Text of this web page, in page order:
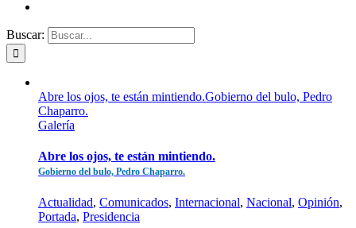
Buscar:
Abre los ojos, te están mintiendo.Gobierno del bulo, Pedro
Chaparro.
Galería
Abre los ojos, te están mintiendo.
Gobierno del bulo, Pedro Chaparro.
Actualidad, Comunicados, Internacional, Nacional, Opinión,
Portada, Presidencia